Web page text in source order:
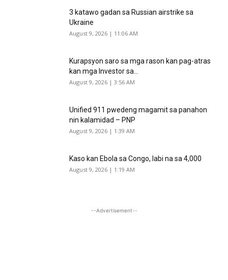
3 katawo gadan sa Russian airstrike sa
Ukraine
August 9, 2026 | 11:06 AM
Kurapsyon saro sa mga rason kan pag-atras
kan mga Investor sa...
August 9, 2026 | 3:56 AM
Unified 911 pwedeng magamit sa panahon
nin kalamidad – PNP
August 9, 2026 | 1:39 AM
Kaso kan Ebola sa Congo, labi na sa 4,000
August 9, 2026 | 1:19 AM
--Advertisement--